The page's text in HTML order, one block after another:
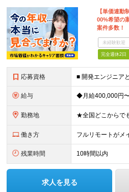
【単価連動
00%希望の
案件多数！
未経験歓迎
完全週休2日
応募資格
給与
勤務地
働き方 フルリモートがメ
残業時間 10時間以内
求人を見る